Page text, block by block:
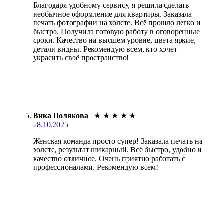
Благодаря удобному сервису, я решила сделать
необычное оформление для квартиры. Заказала
печать фотографии на холсте. Всё прошло легко и
быстро. Получила готовую работу в оговоренные
сроки. Качество на высшем уровне, цвета яркие,
детали видны. Рекомендую всем, кто хочет
украсить своё пространство!
Вика Полякова : ★ ★ ★ ★ ★
28.10.2025
Женская команда просто супер! Заказала печать на
холсте, результат шикарный. Всё быстро, удобно и
качество отличное. Очень приятно работать с
профессионалами. Рекомендую всем!